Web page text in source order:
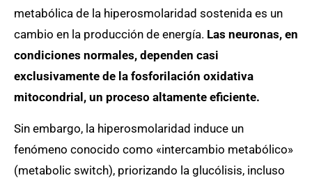
metabólica de la hiperosmolaridad sostenida es un
cambio en la producción de energía. Las neuronas, en
condiciones normales, dependen casi
exclusivamente de la fosforilación oxidativa
mitocondrial, un proceso altamente eficiente.
Sin embargo, la hiperosmolaridad induce un
fenómeno conocido como «intercambio metabólico»
(metabolic switch), priorizando la glucólisis, incluso